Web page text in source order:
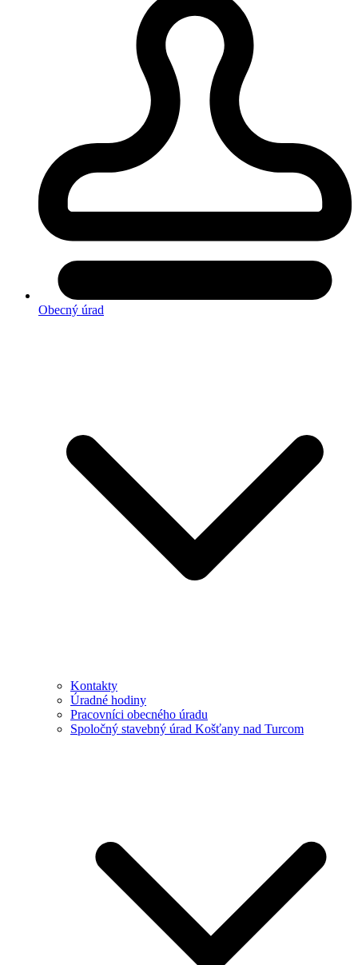
Obecný úrad
Kontakty
Úradné hodiny
Pracovníci obecného úradu
Spoločný stavebný úrad Košťany nad Turcom